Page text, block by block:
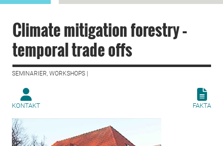
Climate mitigation forestry –
temporal trade offs
SEMINARIER, WORKSHOPS |
KONTAKT FAKTA